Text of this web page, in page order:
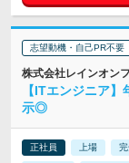
志望動機・自己PR不要
株式会社レインオン
【ITエンジニア
示◎
正社員 上場